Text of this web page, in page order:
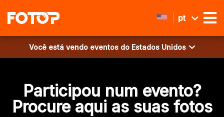
pt
Você está vendo eventos do Estados Unidos
Participou num evento?
Procure aqui as suas fotos